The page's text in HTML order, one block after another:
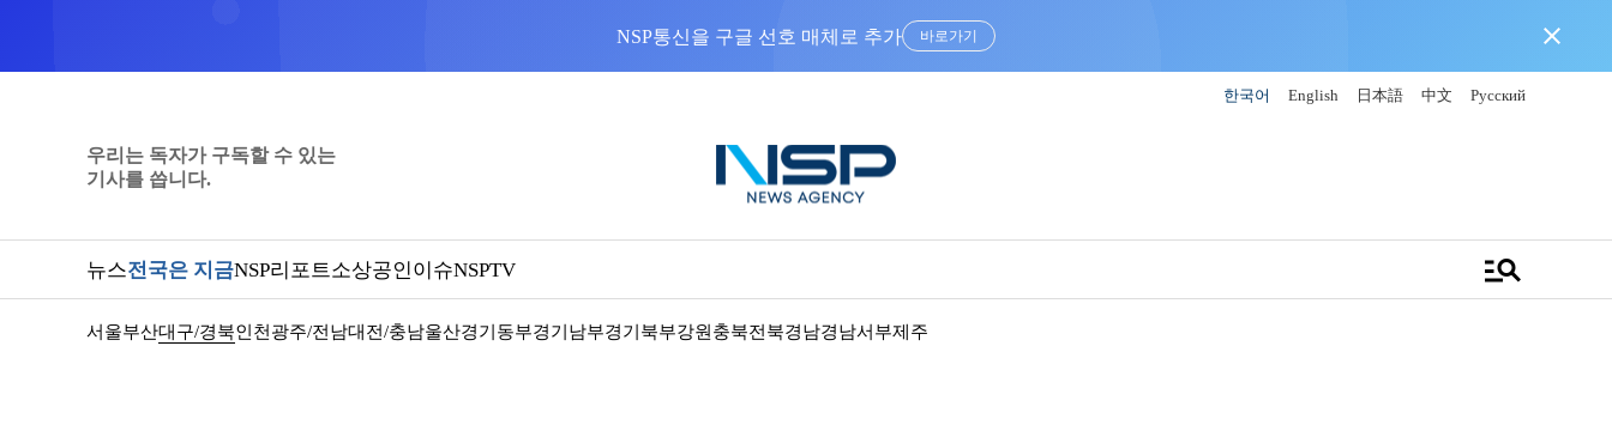
NSP통신을 구글 선호 매체로 추가 바로가기 close
한국어 English 日本語 中文 Русский
우리는 독자가 구독할 수 있는
기사를 씁니다.
뉴스전국은 지금NSP리포트소상공인이슈NSPTV manage_search
서울부산대구/경북인천 광주/전남대전/충남울산경기동부경기남부경기북부강원 충북전북경남경남서부제주